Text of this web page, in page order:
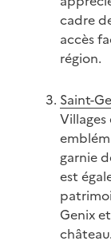
cadre
accès
région.
Saint-
garnie
est
Genix
château.